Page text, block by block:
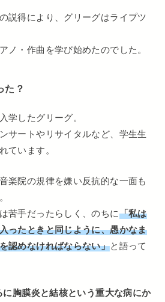
説得により、グリーグはライプツ
ノ・作曲を学び始めたのでした。
た？
学したグリーグ。
サートやリサイタルなど、学生生
ています。
楽院の規律を嫌い反抗的な一面も
苦手だったらしく、のちに「私は
ったときと同じように、愚かなま
認めなければならない」と語って
胸膜炎と結核という重大な病にか